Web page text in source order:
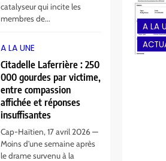
catalyseur qui incite les
membres de...
A LA UNE
Citadelle Laferrière : 250
000 gourdes par victime,
entre compassion
affichée et réponses
insuffisantes
Cap-Haïtien, 17 avril 2026 —
Moins d’une semaine après
le drame survenu à la
A LA